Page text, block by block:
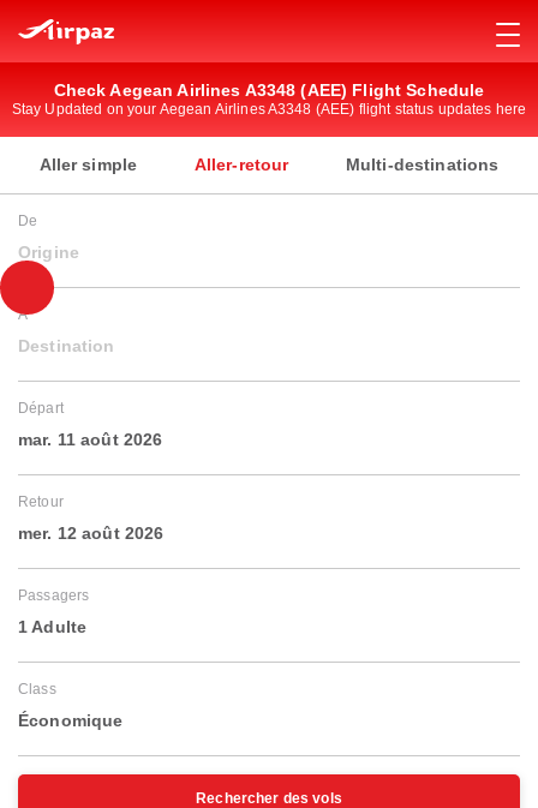
Check Aegean Airlines A3348 (AEE) Flight Schedule
Stay Updated on your Aegean Airlines A3348 (AEE) flight status updates here
Aller simple Aller-retour Multi-destinations
De
Origine
À
Destination
Départ
mar. 11 août 2026
Retour
mer. 12 août 2026
Passagers
1 Adulte
Class
Économique
Rechercher des vols